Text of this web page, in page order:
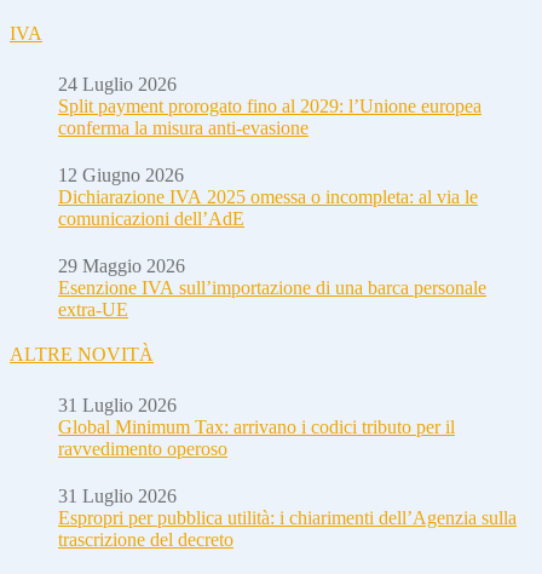
IVA
24 Luglio 2026
Split payment prorogato fino al 2029: l’Unione europea
conferma la misura anti-evasione
12 Giugno 2026
Dichiarazione IVA 2025 omessa o incompleta: al via le
comunicazioni dell’AdE
29 Maggio 2026
Esenzione IVA sull’importazione di una barca personale
extra-UE
ALTRE NOVITÀ
31 Luglio 2026
Global Minimum Tax: arrivano i codici tributo per il
ravvedimento operoso
31 Luglio 2026
Espropri per pubblica utilità: i chiarimenti dell’Agenzia sulla
trascrizione del decreto